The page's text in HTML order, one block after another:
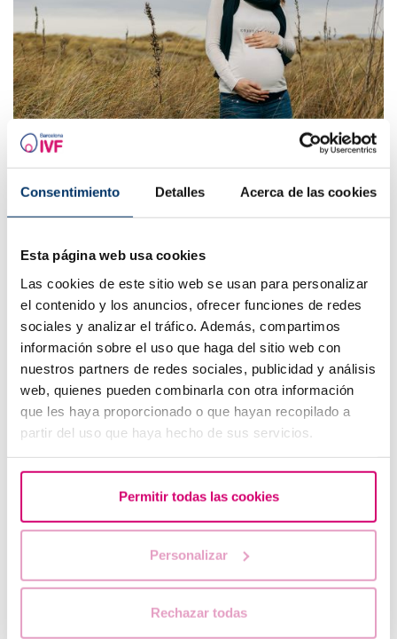
Consentimiento Detalles Acerca de las cookies
Esta página web usa cookies
Las cookies de este sitio web se usan para personalizar
el contenido y los anuncios, ofrecer funciones de redes
sociales y analizar el tráfico. Además, compartimos
información sobre el uso que haga del sitio web con
nuestros partners de redes sociales, publicidad y análisis
web, quienes pueden combinarla con otra información
que les haya proporcionado o que hayan recopilado a
partir del uso que haya hecho de sus servicios.
Permitir todas las cookies
Personalizar
Rechazar todas
Quali opzioni esistono oggi per diventare madre
dopo i 40 anni?
La maternità dopo i 40 anni è una realtà sempre più
frequente. I cambiamenti sociali, personali e professionali
che, fino a poco tempo fa, erano considerate clinicamente
Come funziona il trattamento con clomifene per
indurre l'ovulazione?
Il citrato di clomifene è uno dei trattamenti più utilizzati per
regolarmente o che hanno cicli mestruali irregolari.